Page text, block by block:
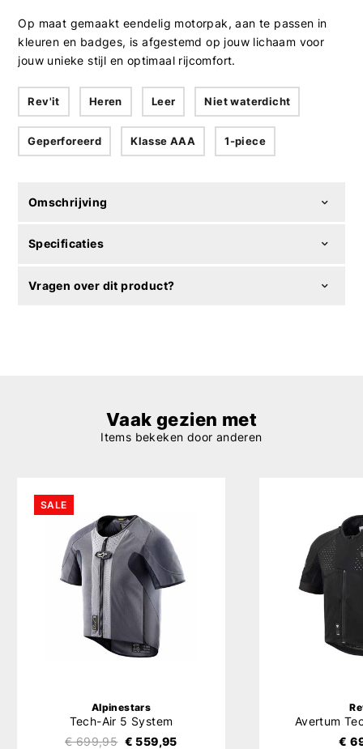
Op maat gemaakt eendelig motorpak, aan te passen in
kleuren en badges, is afgestemd op jouw lichaam voor
jouw unieke stijl en optimaal rijcomfort.
Rev'it Heren Leer Niet waterdicht
Geperforeerd Klasse AAA 1-piece
Omschrijving
Specificaties
Vragen over dit product?
Vaak gezien met
Items bekeken door anderen
SALE
Alpinestars
Tech-Air 5 System
€ 699,95 € 559,95
Avertum
€